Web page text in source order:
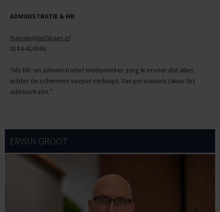
ADMINISTRATIE & HR
hannie@pellikaan.nl
0184-416566
“Als HR- en administratief medewerker zorg ik ervoor dat alles
achter de schermen soepel verloopt. Van personeelszaken tot
administratie.”
ERWIN GROOT